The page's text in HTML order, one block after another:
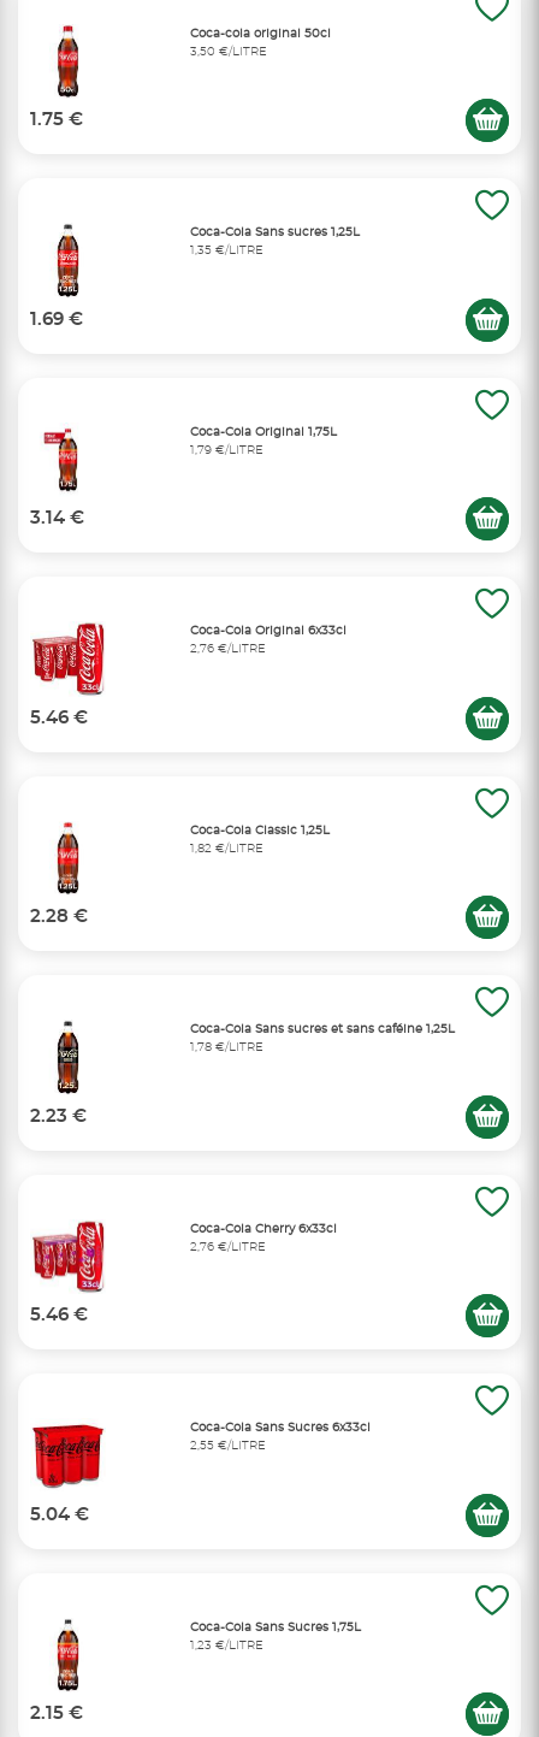
Coca-cola original 50cl
3,50 €/LITRE
1.75 €
Coca-Cola Sans sucres 1,25L
1,35 €/LITRE
1.69 €
Coca-Cola Original 1,75L
1,79 €/LITRE
3.14 €
Coca-Cola Original 6x33cl
2,76 €/LITRE
5.46 €
Coca-Cola Classic 1,25L
1,82 €/LITRE
2.28 €
Coca-Cola Sans sucres et sans caféine 1,25L
1,78 €/LITRE
2.23 €
Coca-Cola Cherry 6x33cl
2,76 €/LITRE
5.46 €
Coca-Cola Sans Sucres 6x33cl
2,55 €/LITRE
5.04 €
Coca-Cola Sans Sucres 1,75L
1,23 €/LITRE
2.15 €